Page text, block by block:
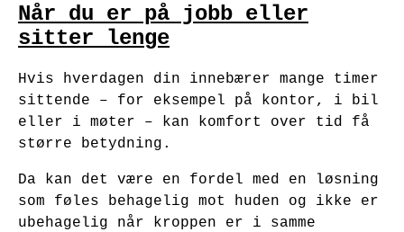
Når du er på jobb eller
sitter lenge
Hvis hverdagen din innebærer mange timer
sittende – for eksempel på kontor, i bil
eller i møter – kan komfort over tid få
større betydning.
Da kan det være en fordel med en løsning
som føles behagelig mot huden og ikke er
ubehagelig når kroppen er i samme